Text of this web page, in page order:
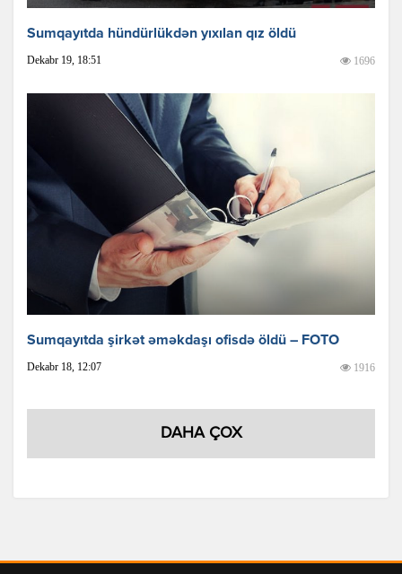
Sumqayıtda hündürlükdən yıxılan qız öldü
Dekabr 19, 18:51 1696
Sumqayıtda şirkət əməkdaşı ofisdə öldü – FOTO
Dekabr 18, 12:07 1916
DAHA ÇOX